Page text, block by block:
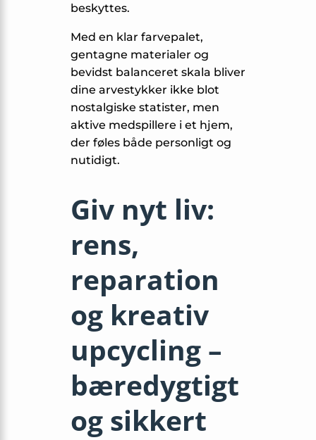
beskyttes.
Med en klar farvepalet,
gentagne materialer og
bevidst balanceret skala bliver
dine arvestykker ikke blot
nostalgiske statister, men
aktive medspillere i et hjem,
der føles både personligt og
nutidigt.
Giv nyt liv:
rens,
reparation
og kreativ
upcycling –
bæredygtigt
og sikkert